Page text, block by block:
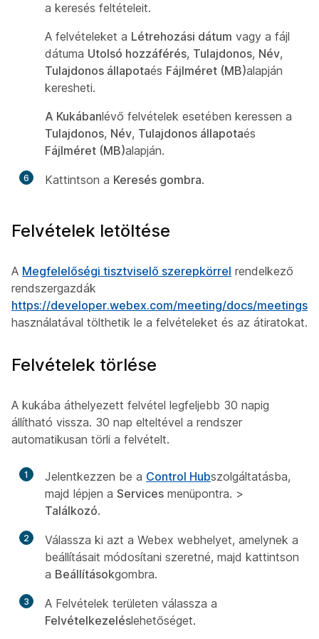
a keresés feltételeit.
A felvételeket a Létrehozási dátum vagy a fájl
dátuma Utolsó hozzáférés, Tulajdonos, Név,
Tulajdonos állapotaés Fájlméret (MB)alapján
keresheti.
A Kukábanlévő felvételek esetében keressen a
Tulajdonos, Név, Tulajdonos állapotaés
Fájlméret (MB)alapján.
6 Kattintson a Keresés gombra.
Felvételek letöltése
A Megfelelőségi tisztviselő szerepkörrel rendelkező
rendszergazdák
https://developer.webex.com/meeting/docs/meetings
használatával tölthetik le a felvételeket és az átiratokat.
Felvételek törlése
A kukába áthelyezett felvétel legfeljebb 30 napig
állítható vissza. 30 nap elteltével a rendszer
automatikusan törli a felvételt.
1 Jelentkezzen be a Control Hubszolgáltatásba,
majd lépjen a Services menüpontra. >
Találkozó.
2
Válassza ki azt a Webex webhelyet, amelynek a
beállításait módosítani szeretné, majd kattintson
a Beállításokgombra.
3 A Felvételek területen válassza a
Felvételkezeléslehetőséget.